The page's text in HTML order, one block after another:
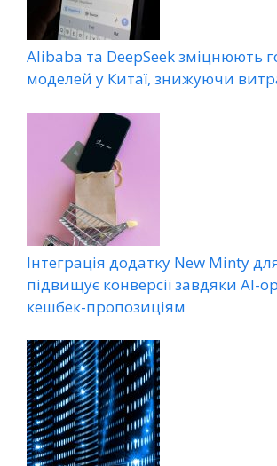
Alibaba та DeepSeek зміцнюють
моделей у Китаї, знижуючи
Інтеграція додатку New Minty
підвищує конверсії завдяки AI-
кешбек-пропозиціям